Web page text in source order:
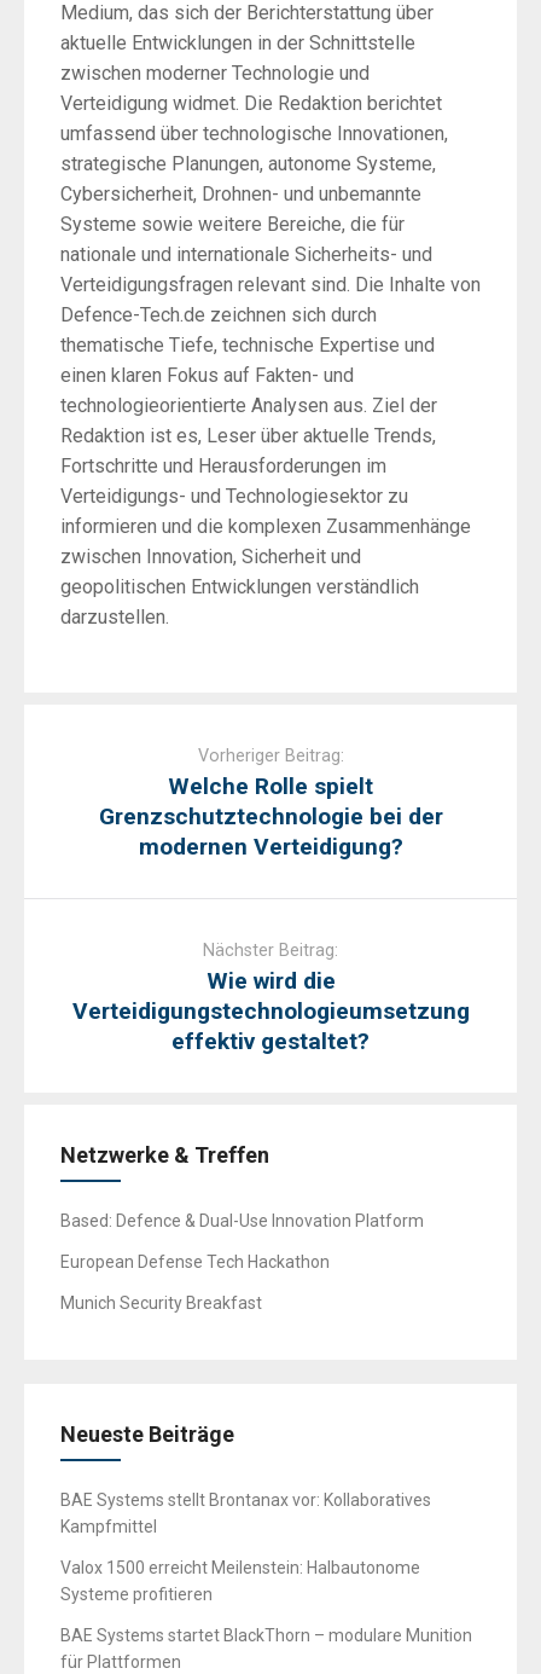
Medium, das sich der Berichterstattung über
aktuelle Entwicklungen in der Schnittstelle
zwischen moderner Technologie und
Verteidigung widmet. Die Redaktion berichtet
umfassend über technologische Innovationen,
strategische Planungen, autonome Systeme,
Cybersicherheit, Drohnen- und unbemannte
Systeme sowie weitere Bereiche, die für
nationale und internationale Sicherheits- und
Verteidigungsfragen relevant sind. Die Inhalte von
Defence-Tech.de zeichnen sich durch
thematische Tiefe, technische Expertise und
einen klaren Fokus auf Fakten- und
technologieorientierte Analysen aus. Ziel der
Redaktion ist es, Leser über aktuelle Trends,
Fortschritte und Herausforderungen im
Verteidigungs- und Technologiesektor zu
informieren und die komplexen Zusammenhänge
zwischen Innovation, Sicherheit und
geopolitischen Entwicklungen verständlich
darzustellen.
Vorheriger Beitrag:
Welche Rolle spielt
Grenzschutztechnologie bei der
modernen Verteidigung?
Nächster Beitrag:
Wie wird die
Verteidigungstechnologieumsetzung
effektiv gestaltet?
Netzwerke & Treffen
Based: Defence & Dual-Use Innovation Platform
European Defense Tech Hackathon
Munich Security Breakfast
Neueste Beiträge
BAE Systems stellt Brontanax vor: Kollaboratives
Kampfmittel
Valox 1500 erreicht Meilenstein: Halbautonome
Systeme profitieren
BAE Systems startet BlackThorn – modulare Munition
für Plattformen